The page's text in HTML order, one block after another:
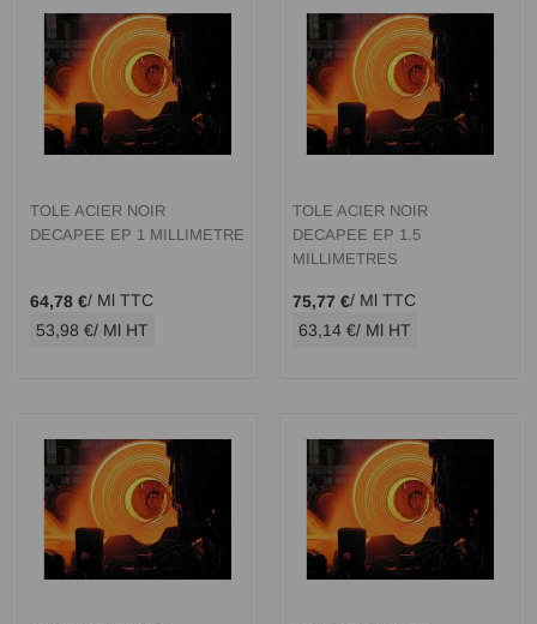
TOLE ACIER NOIR
DECAPEE EP 1 MILLIMETRE
64,78 €/ Ml TTC
53,98 €/ Ml HT
TOLE ACIER NOIR
DECAPEE EP 1.5
MILLIMETRES
75,77 €/ Ml TTC
63,14 €/ Ml HT